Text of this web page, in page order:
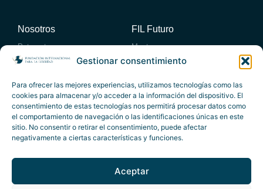
Gestionar consentimiento
Para ofrecer las mejores experiencias, utilizamos tecnologías como las
cookies para almacenar y/o acceder a la información del dispositivo. El
consentimiento de estas tecnologías nos permitirá procesar datos como
el comportamiento de navegación o las identificaciones únicas en este
sitio. No consentir o retirar el consentimiento, puede afectar
negativamente a ciertas características y funciones.
Aceptar
Nosotros
Patronato
Consejo académico
Consejo Empresario Asesor
FIL Futuro
Mentores
Actividades
Foro Atlántico
Eventos destacados
Actividades exclusivas
Publicaciones
Publicaciones propias
Artículos
Informes
Vídeos
Premios Contacto